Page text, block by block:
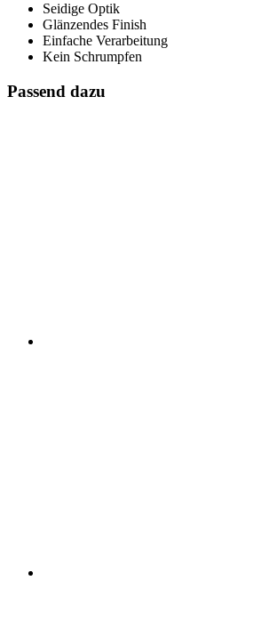
Seidige Optik
Glänzendes Finish
Einfache Verarbeitung
Kein Schrumpfen
Passend dazu